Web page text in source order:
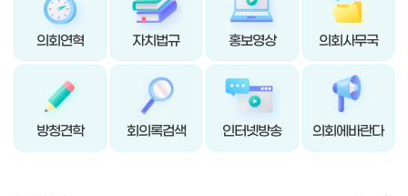
의회연혁 자치법규 홍보영상 의회사무국
방청견학 회의록검색 인터넷방송 의회에바란다